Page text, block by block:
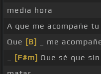
media hora
A que me acompañe tu
Que [B]
_ me
[F#m] Que sé que